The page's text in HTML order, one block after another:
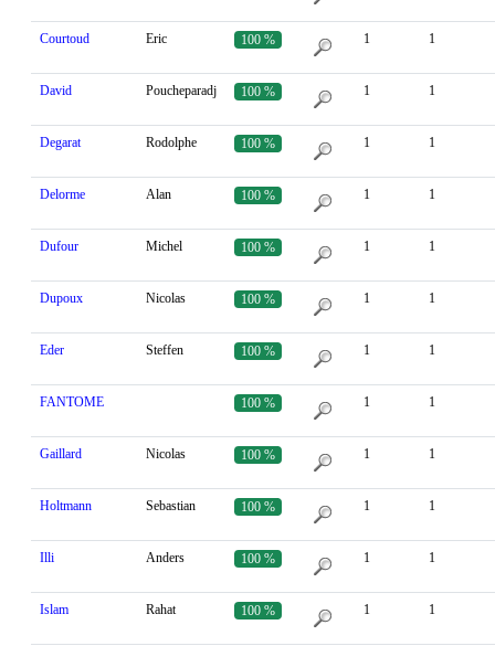
Courtoud Eric 100 % 1 1
David Poucheparadj 100 % 1 1
Degarat Rodolphe 100 % 1 1
Delorme Alan 100 % 1 1
Dufour Michel 100 % 1 1
Dupoux Nicolas 100 % 1 1
Eder Steffen 100 % 1 1
FANTOME 100 % 1 1
Gaillard Nicolas 100 % 1 1
Holtmann Sebastian 100 % 1 1
Illi Anders 100 % 1 1
Islam Rahat 100 % 1 1